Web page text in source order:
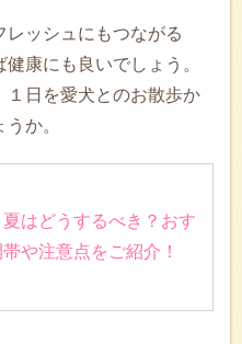
ッシュにもつながる
康にも良いでしょう。
１日を愛犬とのお散歩か
か。
はどうするべき？おす
や注意点をご紹介！